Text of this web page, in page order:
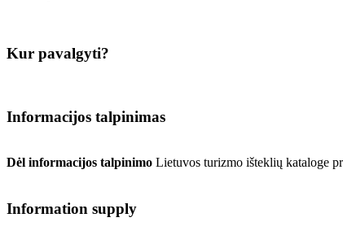
Kur pavalgyti?
Informacijos talpinimas
Dėl informacijos talpinimo Lietuvos turizmo išteklių kataloge
Information supply